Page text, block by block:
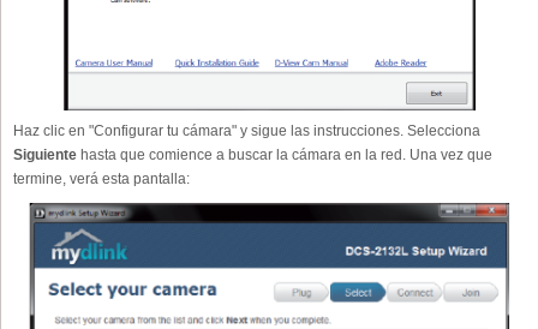
Haz clic en "Configurar tu cámara" y sigue las instrucciones. Selecciona
Siguiente hasta que comience a buscar la cámara en la red. Una vez que
termine, verá esta pantalla: